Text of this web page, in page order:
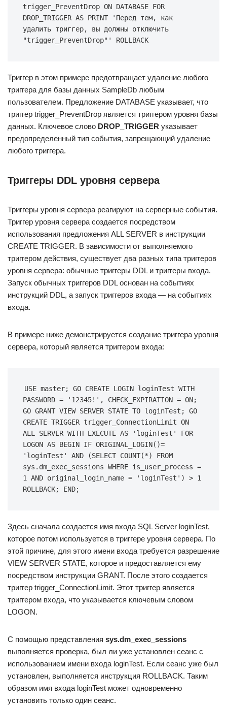
trigger_PreventDrop ON DATABASE FOR
DROP_TRIGGER AS PRINT 'Перед тем, как
удалить триггер, вы должны отключить
"trigger_PreventDrop"' ROLLBACK
Триггер в этом примере предотвращает удаление любого
триггера для базы данных SampleDb любым
пользователем. Предложение DATABASE указывает, что
триггер trigger_PreventDrop является триггером уровня базы
данных. Ключевое слово DROP_TRIGGER указывает
предопределенный тип события, запрещающий удаление
любого триггера.
Триггеры DDL уровня сервера
Триггеры уровня сервера реагируют на серверные события.
Триггер уровня сервера создается посредством
использования предложения ALL SERVER в инструкции
CREATE TRIGGER. В зависимости от выполняемого
триггером действия, существует два разных типа триггеров
уровня сервера: обычные триггеры DDL и триггеры входа.
Запуск обычных триггеров DDL основан на событиях
инструкций DDL, а запуск триггеров входа — на событиях
входа.
В примере ниже демонстрируется создание триггера уровня
сервера, который является триггером входа:
USE master; GO CREATE LOGIN loginTest WITH
PASSWORD = '12345!', CHECK_EXPIRATION = ON;
GO GRANT VIEW SERVER STATE TO loginTest; GO
CREATE TRIGGER trigger_ConnectionLimit ON
ALL SERVER WITH EXECUTE AS 'loginTest' FOR
LOGON AS BEGIN IF ORIGINAL_LOGIN()=
'loginTest' AND (SELECT COUNT(*) FROM
sys.dm_exec_sessions WHERE is_user_process =
1 AND original_login_name = 'loginTest') > 1
ROLLBACK; END;
Здесь сначала создается имя входа SQL Server loginTest,
которое потом используется в триггере уровня сервера. По
этой причине, для этого имени входа требуется разрешение
VIEW SERVER STATE, которое и предоставляется ему
посредством инструкции GRANT. После этого создается
триггер trigger_ConnectionLimit. Этот триггер является
триггером входа, что указывается ключевым словом
LOGON.
С помощью представления sys.dm_exec_sessions
выполняется проверка, был ли уже установлен сеанс с
использованием имени входа loginTest. Если сеанс уже был
установлен, выполняется инструкция ROLLBACK. Таким
образом имя входа loginTest может одновременно
установить только один сеанс.